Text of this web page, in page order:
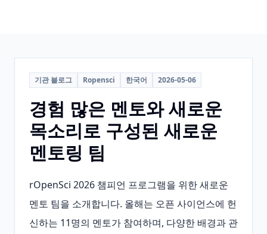
기관 블로그 Ropensci 한국어 2026-05-06
경험 많은 멘토와 새로운
목소리로 구성된 새로운
멘토링 팀
rOpenSci 2026 챔피언 프로그램을 위한 새로운
멘토 팀을 소개합니다. 올해는 오픈 사이언스에 헌
신하는 11명의 멘토가 참여하며, 다양한 배경과 관